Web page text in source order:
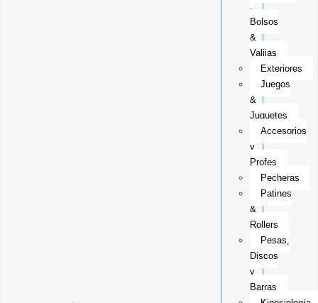
,
Bolsos
&
Valijas
Exteriores
Juegos
&
Juguetes
Accesorios
y
Profes
Pecheras
Patines
&
Rollers
Pesas,
Discos
y
Barras